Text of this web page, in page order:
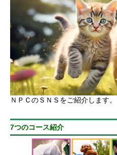
ＮＰＣのＳＮＳをご紹介しま
7つのコース紹介